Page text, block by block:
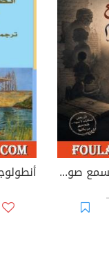
الذين كتبوا ولم يُسمع صوتهم